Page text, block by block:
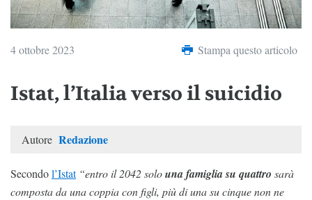
4 ottobre 2023 Stampa questo articolo
Istat, l’Italia verso il suicidio
Autore Redazione
Secondol’Istat “entro il 2042 solouna famiglia su quattro sarà
composta da una coppia con figli, più di una su cinque non ne